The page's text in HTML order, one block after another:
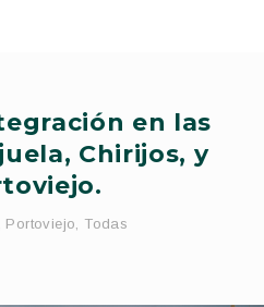
en las
Chirijos, y
Portoviejo, Todas